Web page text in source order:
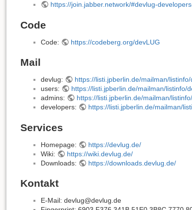
https://join.jabber.network/#devlug-
Code
Code: https://codeberg.org/devLUG
Mail
devlug:
https://listi.jpberlin.de/mailman/
users:
https://listi.jpberlin.de/mailman/listinfo/
admins:
https://listi.jpberlin.de/mailman/
developers:
https://listi.jpberlin.de/mailman/
Services
Homepage:
https://devlug.de/
Wiki:
https://wiki.devlug.de/
Downloads:
https://downloads.devlug.de/
Kontakt
E-Mail: devlug@devlug.de